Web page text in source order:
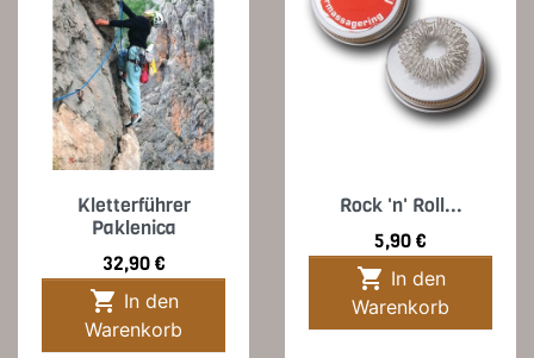
Kletterführer
Paklenica
Preis
32,90 €

Warenkorb
Rock 'n' Roll...
Preis
5,90 €

Warenkorb